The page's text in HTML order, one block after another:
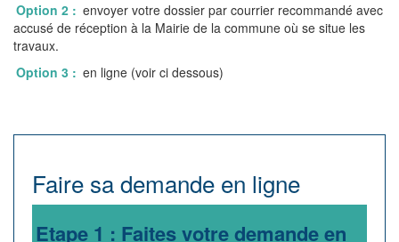
Option 2 : envoyer votre dossier par courrier recommandé avec
accusé de réception à la Mairie de la commune où se situe les
travaux.
Option 3 : en ligne (voir ci dessous)
Faire sa demande en ligne
Etape 1 : Faites votre demande en